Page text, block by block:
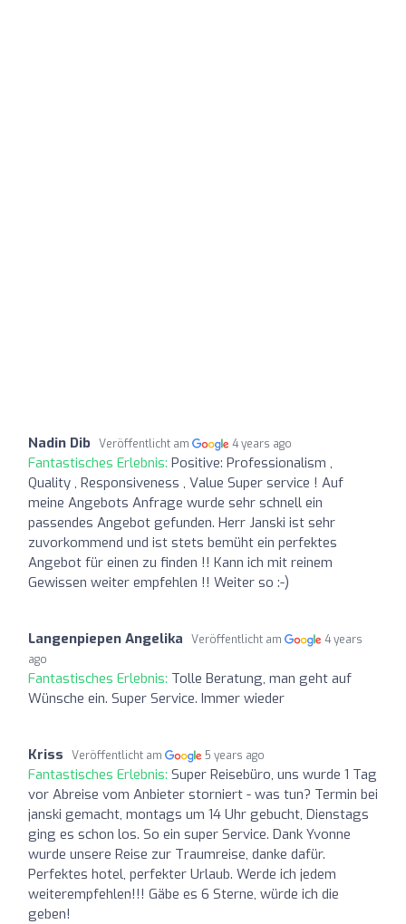
Nadin Dib Veröffentlicht am 4 years ago
Fantastisches Erlebnis: Positive: Professionalism ,
Quality , Responsiveness , Value Super service ! Auf
meine Angebots Anfrage wurde sehr schnell ein
passendes Angebot gefunden. Herr Janski ist sehr
zuvorkommend und ist stets bemüht ein perfektes
Angebot für einen zu finden !! Kann ich mit reinem
Gewissen weiter empfehlen !! Weiter so :-)
Langenpiepen Angelika Veröffentlicht am
4 years
ago
Fantastisches Erlebnis: Tolle Beratung, man geht auf
Wünsche ein. Super Service. Immer wieder
Kriss Veröffentlicht am 5 years ago
Fantastisches Erlebnis: Super Reisebüro, uns wurde 1 Tag
vor Abreise vom Anbieter storniert - was tun? Termin bei
janski gemacht, montags um 14 Uhr gebucht, Dienstags
ging es schon los. So ein super Service. Dank Yvonne
wurde unsere Reise zur Traumreise, danke dafür.
Perfektes hotel, perfekter Urlaub. Werde ich jedem
weiterempfehlen!!! Gäbe es 6 Sterne, würde ich die
geben!